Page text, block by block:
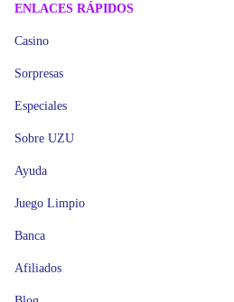
ENLACES RÁPIDOS
Casino
Sorpresas
Especiales
Sobre UZU
Ayuda
Juego Limpio
Banca
Afiliados